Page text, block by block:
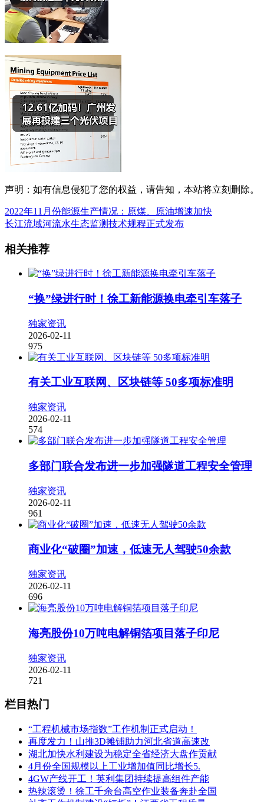
声明：如有信息侵犯了您的权益，请告知，本站将立刻删除。
2022年11月份能源生产情况：原煤、原油增速加快
长江流域河流水生态监测技术规程正式发布
相关推荐
“换”绿进行时！徐工新能源换电牵引车落子
独家资讯
2026-02-11
975
有关工业互联网、区块链等 50多项标准明
独家资讯
2026-02-11
574
多部门联合发布进一步加强隧道工程安全管理
独家资讯
2026-02-11
961
商业化“破圈”加速，低速无人驾驶50余款
独家资讯
2026-02-11
696
海亮股份10万吨电解铜箔项目落子印尼
独家资讯
2026-02-11
721
栏目热门
“工程机械市场指数”工作机制正式启动！
再度发力！山推3D摊铺助力河北省道高速改
湖北加快水利建设为稳定全省经济大盘作贡献
4月份全国规模以上工业增加值同比增长5.
4GW产线开工！英利集团持续提高组件产能
热辣滚烫！徐工千余台高空作业装备奔赴全国